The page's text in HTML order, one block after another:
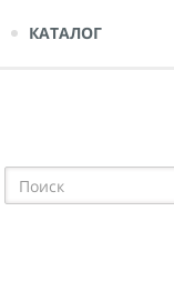
КАТАЛОГ